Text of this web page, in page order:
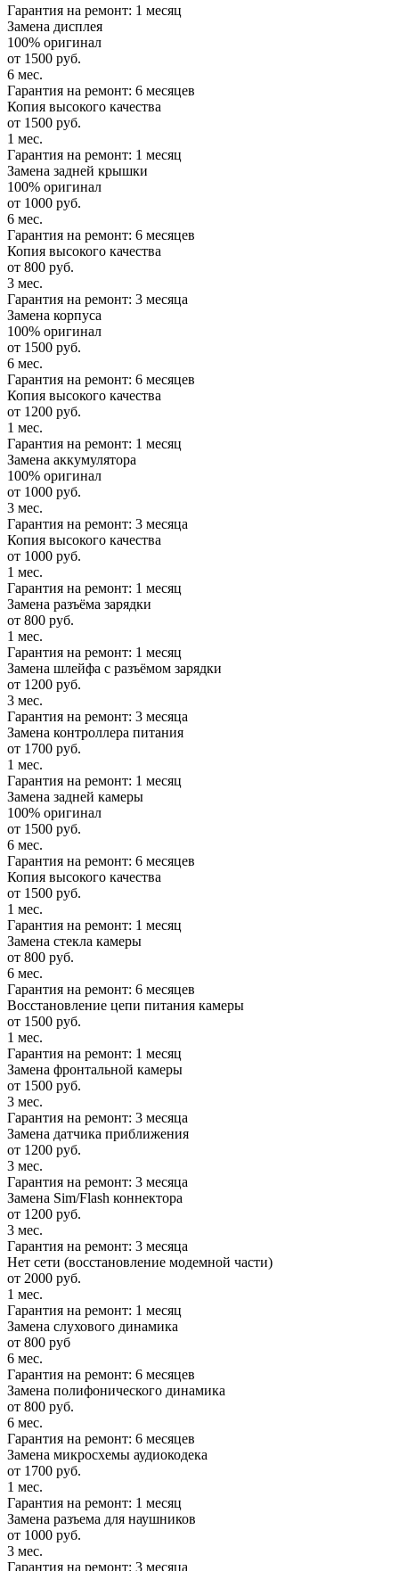
Гарантия на ремонт: 1 месяц
Замена дисплея
100% оригинал
от 1500 руб.
6 мес.
Гарантия на ремонт: 6 месяцев
Копия высокого качества
от 1500 руб.
1 мес.
Гарантия на ремонт: 1 месяц
Замена задней крышки
100% оригинал
от 1000 руб.
6 мес.
Гарантия на ремонт: 6 месяцев
Копия высокого качества
от 800 руб.
3 мес.
Гарантия на ремонт: 3 месяца
Замена корпуса
100% оригинал
от 1500 руб.
6 мес.
Гарантия на ремонт: 6 месяцев
Копия высокого качества
от 1200 руб.
1 мес.
Гарантия на ремонт: 1 месяц
Замена аккумулятора
100% оригинал
от 1000 руб.
3 мес.
Гарантия на ремонт: 3 месяца
Копия высокого качества
от 1000 руб.
1 мес.
Гарантия на ремонт: 1 месяц
Замена разъёма зарядки
от 800 руб.
1 мес.
Гарантия на ремонт: 1 месяц
Замена шлейфа с разъёмом зарядки
от 1200 руб.
3 мес.
Гарантия на ремонт: 3 месяца
Замена контроллера питания
от 1700 руб.
1 мес.
Гарантия на ремонт: 1 месяц
Замена задней камеры
100% оригинал
от 1500 руб.
6 мес.
Гарантия на ремонт: 6 месяцев
Копия высокого качества
от 1500 руб.
1 мес.
Гарантия на ремонт: 1 месяц
Замена стекла камеры
от 800 руб.
6 мес.
Гарантия на ремонт: 6 месяцев
Восстановление цепи питания камеры
от 1500 руб.
1 мес.
Гарантия на ремонт: 1 месяц
Замена фронтальной камеры
от 1500 руб.
3 мес.
Гарантия на ремонт: 3 месяца
Замена датчика приближения
от 1200 руб.
3 мес.
Гарантия на ремонт: 3 месяца
Замена Sim/Flash коннектора
от 1200 руб.
3 мес.
Гарантия на ремонт: 3 месяца
Нет сети (восстановление модемной части)
от 2000 руб.
1 мес.
Гарантия на ремонт: 1 месяц
Замена слухового динамика
от 800 руб
6 мес.
Гарантия на ремонт: 6 месяцев
Замена полифонического динамика
от 800 руб.
6 мес.
Гарантия на ремонт: 6 месяцев
Замена микросхемы аудиокодека
от 1700 руб.
1 мес.
Гарантия на ремонт: 1 месяц
Замена разъема для наушников
от 1000 руб.
3 мес.
Гарантия на ремонт: 3 месяца